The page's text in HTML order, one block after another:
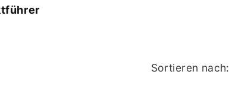
Sortieren nach: